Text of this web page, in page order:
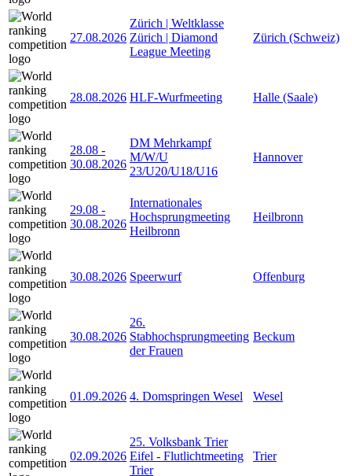
27.08.2026
Zürich | Weltklasse
Zürich | Diamond
League Meeting
Zürich (Schweiz)
28.08.2026 HLF-Wurfmeeting Halle (Saale)
28.08 -
30.08.2026
DM Mehrkampf
M/W/U
23/U20/U18/U16
Hannover
29.08 -
30.08.2026
Internationales
Hochsprungmeeting
Heilbronn
Heilbronn
30.08.2026 Speerwurf Offenburg
30.08.2026
26.
Stabhochsprungmeeting
der Frauen
Beckum
01.09.2026 4. Domspringen Wesel Wesel
02.09.2026
25. Volksbank Trier
Eifel - Flutlichtmeeting
Trier
Trier